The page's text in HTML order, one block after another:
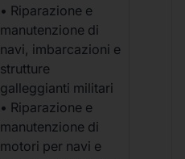
• Riparazione e
manutenzione di
navi, imbarcazioni e
strutture
galleggianti militari
• Riparazione e
manutenzione di
motori per navi e